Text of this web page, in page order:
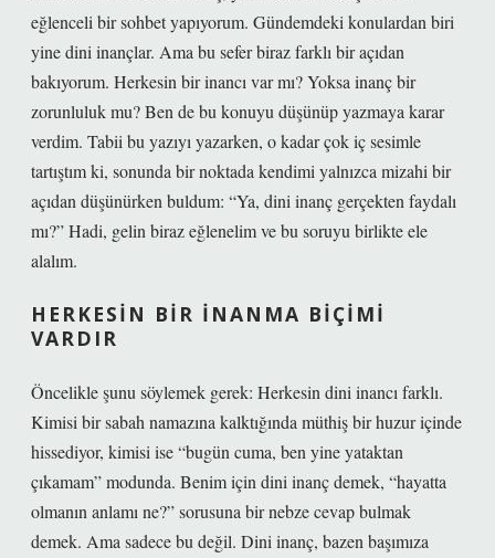
eğlenceli bir sohbet yapıyorum. Gündemdeki konulardan biri
yine dini inançlar. Ama bu sefer biraz farklı bir açıdan
bakıyorum. Herkesin bir inancı var mı? Yoksa inanç bir
zorunluluk mu? Ben de bu konuyu düşünüp yazmaya karar
verdim. Tabii bu yazıyı yazarken, o kadar çok iç sesimle
tartıştım ki, sonunda bir noktada kendimi yalnızca mizahi bir
açıdan düşünürken buldum: “Ya, dini inanç gerçekten faydalı
mı?” Hadi, gelin biraz eğlenelim ve bu soruyu birlikte ele
alalım.
HERKESIN BIR İNANMA BIÇIMI
VARDIR
Öncelikle şunu söylemek gerek: Herkesin dini inancı farklı.
Kimisi bir sabah namazına kalktığında müthiş bir huzur içinde
hissediyor, kimisi ise “bugün cuma, ben yine yataktan
çıkamam” modunda. Benim için dini inanç demek, “hayatta
olmanın anlamı ne?” sorusuna bir nebze cevap bulmak
demek. Ama sadece bu değil. Dini inanç, bazen başımıza